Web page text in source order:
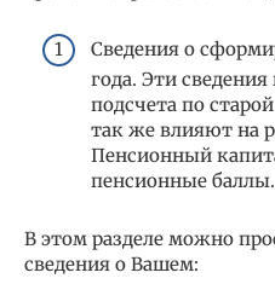
Сведения о
года. Эти
подсчета по
так же влияют на
Пенсионный
пенсионные баллы.
В этом разделе можно
сведения о Вашем: